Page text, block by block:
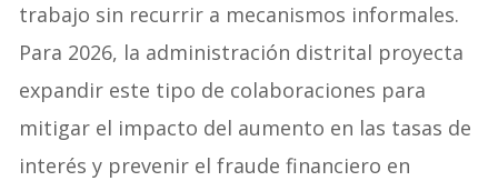
trabajo sin recurrir a mecanismos informales.
Para 2026, la administración distrital proyecta
expandir este tipo de colaboraciones para
mitigar el impacto del aumento en las tasas de
interés y prevenir el fraude financiero en